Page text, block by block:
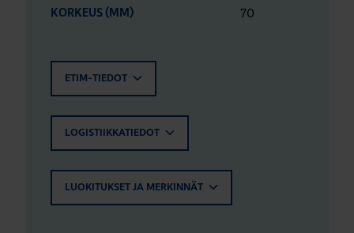
KORKEUS (MM) 70
ETIM-TIEDOT
LOGISTIIKKATIEDOT
LUOKITUKSET JA MERKINNÄT